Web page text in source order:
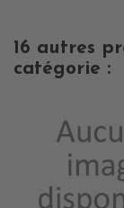
16 autres
catégorie :